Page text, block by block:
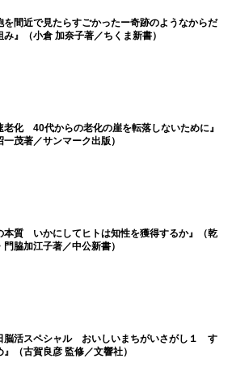
を間近で見たらすごかったー奇跡のようなからだ
み』（小倉 加奈子著／ちくま新書）
老化 40代からの老化の崖を転落しないために』
一茂著／サンマーク出版）
本質 いかにしてヒトは知性を獲得するか』（乾
門脇加江子著／中公新書）
脳活スペシャル おいしいまちがいさがし１ す
』（古賀良彦 監修／文響社）